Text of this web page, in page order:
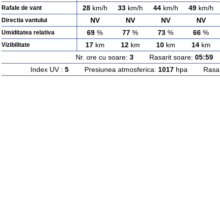
Rafale de vant 28km/h 33km/h 44km/h 49km/h
Directia vantului NV NV NV NV
Umiditatea relativa 69 % 77 % 73 % 66 %
Vizibilitate 17km 12km 10km 14km
Nr. ore cu soare: 3Rasarit soare: 05:59
Index UV : 5Presiunea atmosferica: 1017hpa